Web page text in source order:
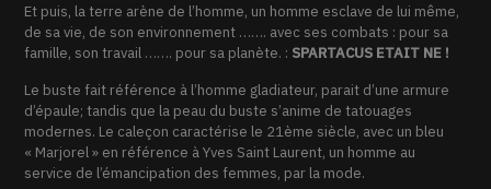
Et puis, la terre arène de l’homme, un homme esclave de lui même,
de sa vie, de son environnement ……. avec ses combats : pour sa
famille, son travail ……. pour sa planète. : SPARTACUS ETAIT NE !
Le buste fait référence à l’homme gladiateur, parait d’une armure
d’épaule; tandis que la peau du buste s’anime de tatouages
modernes. Le caleçon caractérise le 21ème siècle, avec un bleu
« Marjorel » en référence à Yves Saint Laurent, un homme au
service de l’émancipation des femmes, par la mode.